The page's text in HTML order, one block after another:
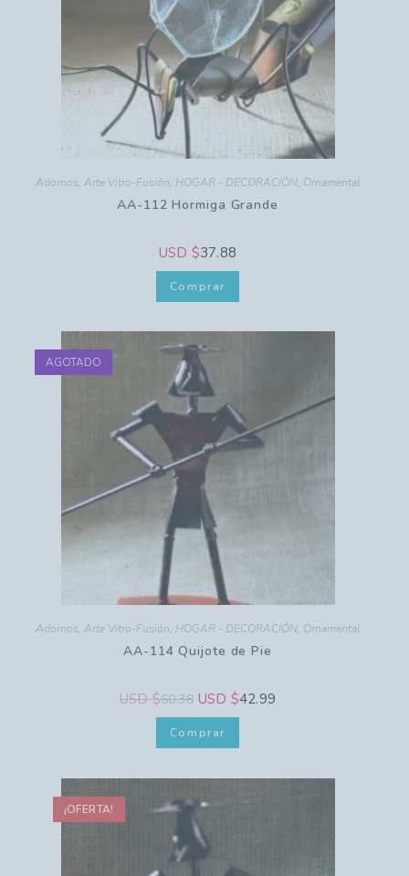
Adornos, Arte Vitro-Fusión, HOGAR - DECORACIÓN, Ornamental
AA-112 Hormiga Grande
USD $37.88
Comprar
AGOTADO
Adornos, Arte Vitro-Fusión, HOGAR - DECORACIÓN, Ornamental
AA-114 Quijote de Pie
USD $60.38 USD $42.99
Comprar
¡OFERTA!